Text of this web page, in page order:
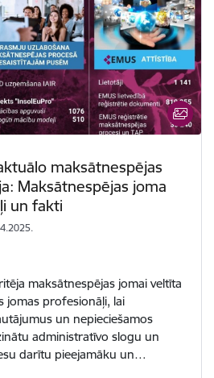
maksātnespējas
Maksātnespējas joma
un fakti
maksātnespējas jomai veltīta
jomas profesionāļi, lai
un nepieciešamos
administratīvo slogu un
darītu pieejamāku un…